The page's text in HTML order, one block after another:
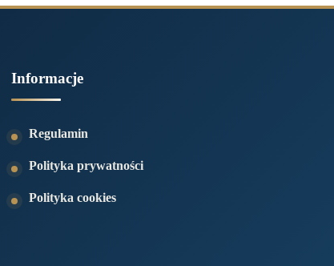
Informacje
Regulamin
Polityka prywatności
Polityka cookies